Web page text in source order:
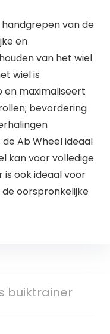
van de
en
van het wiel
wiel is
maximaliseert
bevordering
Ab Wheel ideaal
kan voor volledige
ook ideaal voor
oorspronkelijke
buiktrainer